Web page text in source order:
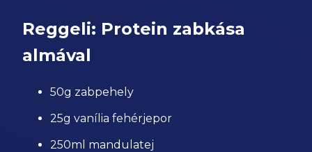
Reggeli: Protein zabkása
almával
50g zabpehely
25g vanília fehérjepor
250ml mandulatej